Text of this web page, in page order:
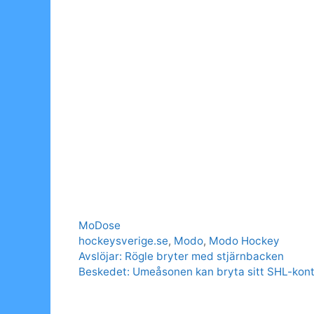
Categories
MoDose
Tags
hockeysverige.se, Modo, Modo Hockey
Avslöjar: Rögle bryter med stjärnbacken
Beskedet: Umeåsonen kan bryta sitt SHL-